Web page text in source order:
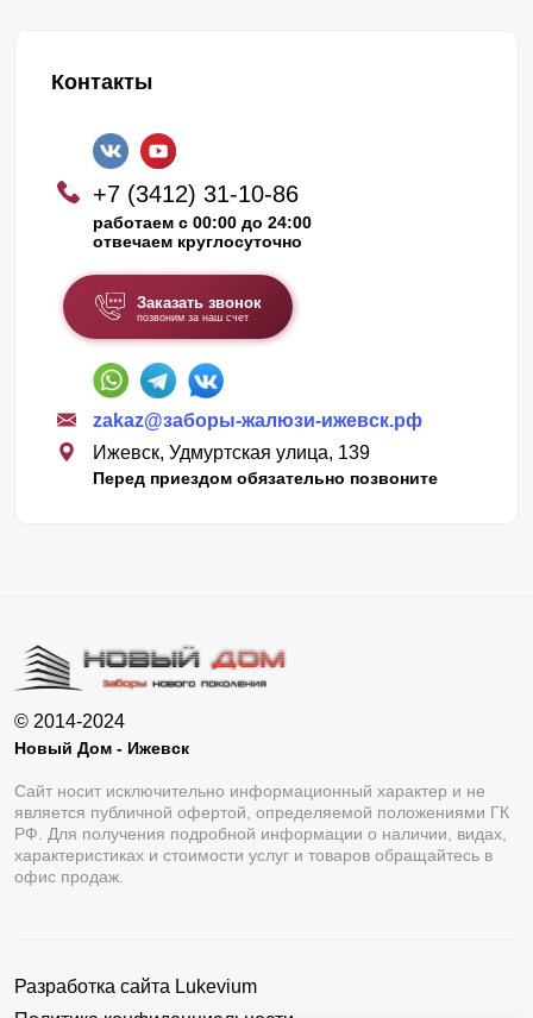
Контакты
+7 (3412) 31-10-86
работаем с 00:00 до 24:00
отвечаем круглосуточно
Заказать звонок
позвоним за наш счет
zakaz@заборы-жалюзи-ижевск.рф
Ижевск, Удмуртская улица, 139
Перед приездом обязательно позвоните
© 2014-2024
Новый Дом - Ижевск
Сайт носит исключительно информационный характер и не
является публичной офертой, определяемой положениями ГК
РФ. Для получения подробной информации о наличии, видах,
характеристиках и стоимости услуг и товаров обращайтесь в
офис продаж.
Разработка сайта Lukevium